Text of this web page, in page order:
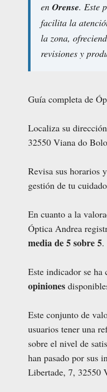
en Orense. Este
facilita la
la zona,
revisiones y
Guía completa de
Localiza su
32550 Viana do
Revisa sus horarios
gestión de tu
En cuanto a la
Óptica Andrea
media de 5 sobre 5.
Este indicador se ha
opiniones
Este conjunto de
usuarios tener una
sobre el nivel de
han pasado por sus
Libertade, 7, 32550